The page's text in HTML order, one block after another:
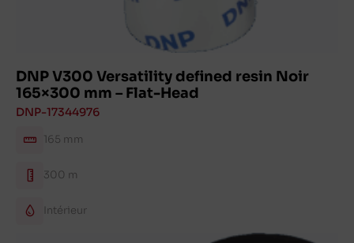
DNP V300 Versatility defined resin Noir
165×300 mm – Flat-Head
DNP-17344976
165 mm
300 m
Intérieur